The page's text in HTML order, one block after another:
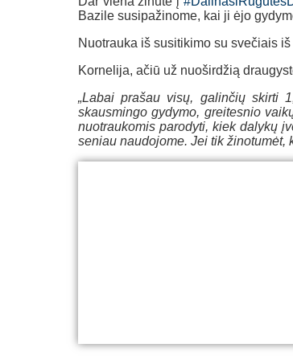
Bazile susipažinome, kai ji ėjo
Nuotrauka iš susitikimo su svečiais
Kornelija, ačiū už nuoširdžią
„Labai prašau visų, galinčių skirti
skausmingo gydymo, greitesnio
nuotraukomis parodyti, kiek dalykų
seniau naudojome. Jei tik